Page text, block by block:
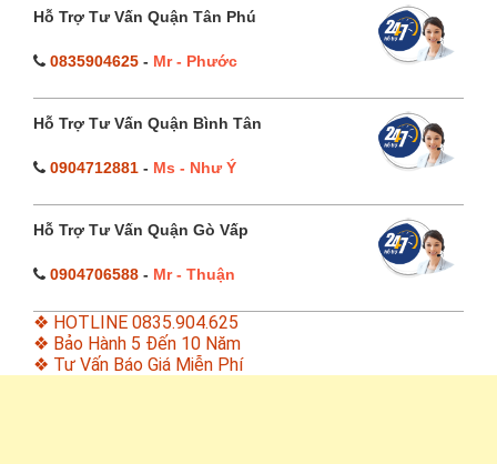
Hỗ Trợ Tư Vấn Quận Tân Phú
0835904625 - Mr - Phước
Hỗ Trợ Tư Vấn Quận Bình Tân
0904712881 - Ms - Như Ý
Hỗ Trợ Tư Vấn Quận Gò Vấp
0904706588 - Mr - Thuận
❖ HOTLINE 0835.904.625
❖ Bảo Hành 5 Đến 10 Năm
❖ Tư Vấn Báo Giá Miễn Phí